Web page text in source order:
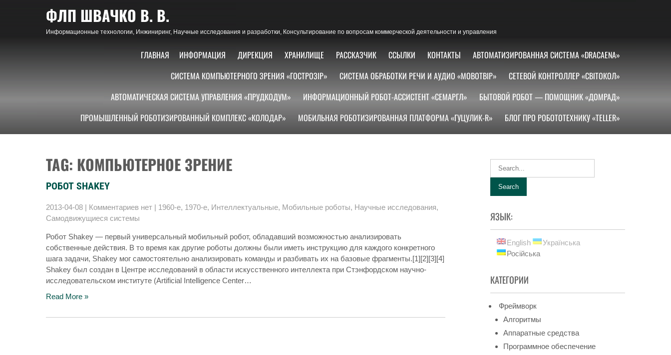
ФЛП ШВАЧКО В. В.
Информационные технологии, Инжиниринг, Научные исследования и разработки, Консультирование по вопросам коммерческой деятельности и управления
ГЛАВНАЯ ИНФОРМАЦИЯ ДИРЕКЦИЯ ХРАНИЛИЩЕ РАССКАЗЧИК ССЫЛКИ КОНТАКТЫ
АВТОМАТИЗИРОВАННАЯ СИСТЕМА «DRACAENA»
СИСТЕМА КОМПЬЮТЕРНОГО ЗРЕНИЯ «ГОСТРОЗІР»
СИСТЕМА ОБРАБОТКИ РЕЧИ И АУДИО «МОВОТВІР»
СЕТЕВОЙ КОНТРОЛЛЕР «СВІТОКОЛ»
АВТОМАТИЧЕСКАЯ СИСТЕМА УПРАВЛЕНИЯ «ПРУДКОДУМ»
ИНФОРМАЦИОННЫЙ РОБОТ-АССИСТЕНТ «СЕМАРГЛ»
БЫТОВОЙ РОБОТ — ПОМОЩНИК «ДОМРАД»
ПРОМЫШЛЕННЫЙ РОБОТИЗИРОВАННЫЙ КОМПЛЕКС «КОЛОДАР»
МОБИЛЬНАЯ РОБОТИЗИРОВАННАЯ ПЛАТФОРМА «ГУЦУЛИК-R» БЛОГ ПРО РОБОТОТЕХНИКУ «TELLER»
TAG: КОМПЬЮТЕРНОЕ ЗРЕНИЕ
РОБОТ SHAKEY
2013-04-08 | Комментариев нет | 1960-е, 1970-е, Интеллектуальные, Мобильные роботы, Научные исследования,
Самодвижущиеся системы
Робот Shakey — первый универсальный мобильный робот, обладавший возможностью анализировать
собственные действия. В то время как другие роботы должны были иметь инструкцию для каждого конкретного
шага задачи, Shakey мог самостоятельно анализировать команды и разбивать их на базовые фрагменты.[1][2][3][4]
Shakey был создан в Центре исследований в области искусственного интеллекта при Стэнфордском научно-
исследовательском институте (Artificial Intelligence Center…
Read More »
ЯЗЫК:
English
Українська
Російська
КАТЕГОРИИ
Фреймворк
Алгоритмы
Аппаратные средства
Программное обеспечение